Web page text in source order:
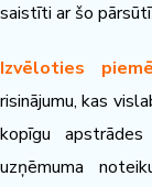
saistīti ar šo
Izvēloties
risinājumu, kas
kopīgu
uzņēmuma